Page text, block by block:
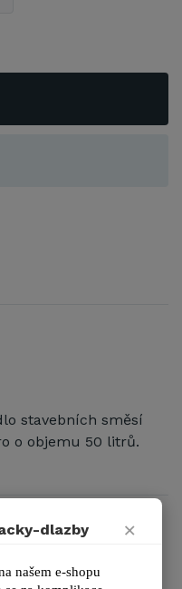
stavebních směsí
o objemu 50 litrů.
dlazby ×
našem e-shopu